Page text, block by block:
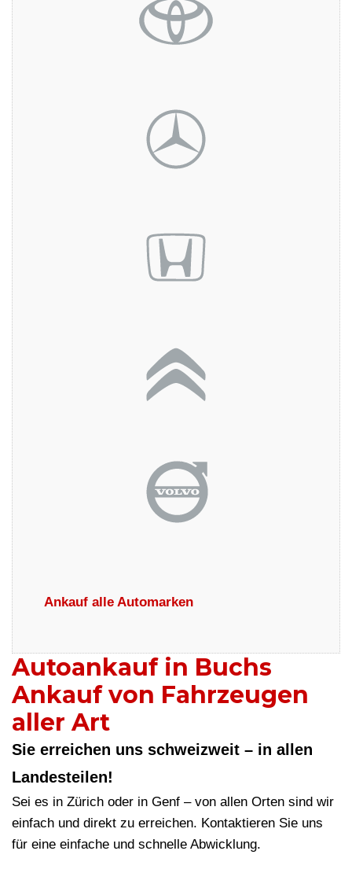
Ankauf alle Automarken
Autoankauf in Buchs
Ankauf von Fahrzeugen
aller Art
Sie erreichen uns schweizweit – in allen
Landesteilen!
Sei es in Zürich oder in Genf – von allen Orten sind wir
einfach und direkt zu erreichen. Kontaktieren Sie uns
für eine einfache und schnelle Abwicklung.